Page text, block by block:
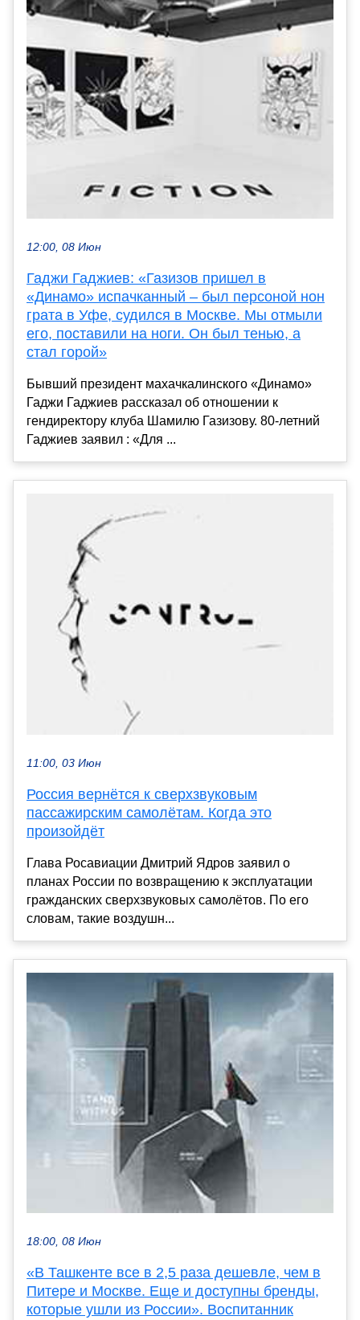
12:00, 08 Июн
Гаджи Гаджиев: «Газизов пришел в
«Динамо» испачканный – был персоной нон
грата в Уфе, судился в Москве. Мы отмыли
его, поставили на ноги. Он был тенью, а
стал горой»
Бывший президент махачкалинского «Динамо»
Гаджи Гаджиев рассказал об отношении к
гендиректору клуба Шамилю Газизову. 80-летний
Гаджиев заявил : «Для ...
11:00, 03 Июн
Россия вернётся к сверхзвуковым
пассажирским самолётам. Когда это
произойдёт
Глава Росавиации Дмитрий Ядров заявил о
планах России по возвращению к эксплуатации
гражданских сверхзвуковых самолётов. По его
словам, такие воздушн...
18:00, 08 Июн
«В Ташкенте все в 2,5 раза дешевле, чем в
Питере и Москве. Еще и доступны бренды,
которые ушли из России». Воспитанник